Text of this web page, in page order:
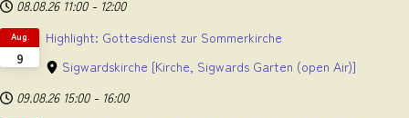
08.08.26 11:00 - 12:00
9
Aug.
Highlight: Gottesdienst zur Sommerkirche
Sigwardskirche [Kirche, Sigwards Garten (open Air)]
09.08.26 15:00 - 16:00